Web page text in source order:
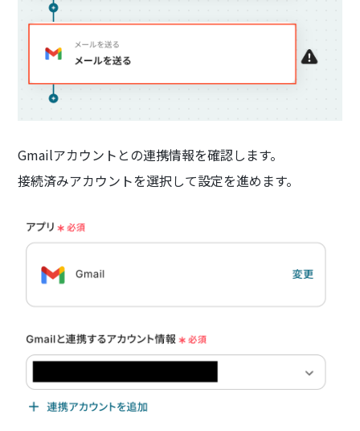
Gmailアカウントとの連携情報を確認します。
接続済みアカウントを選択して設定を進めます。